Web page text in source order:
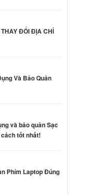
ĐỔI ĐỊA CHỈ
Và Bảo Quản
và bảo quản Sạc
tốt nhất!
Phím Laptop Đúng